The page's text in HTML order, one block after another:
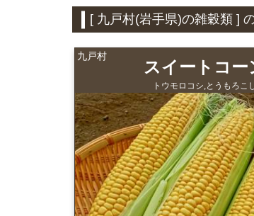
[ 九戸村(岩手県)の雑穀類 ]
九戸村
スイートコー
トウモロコシ,とうもろこ